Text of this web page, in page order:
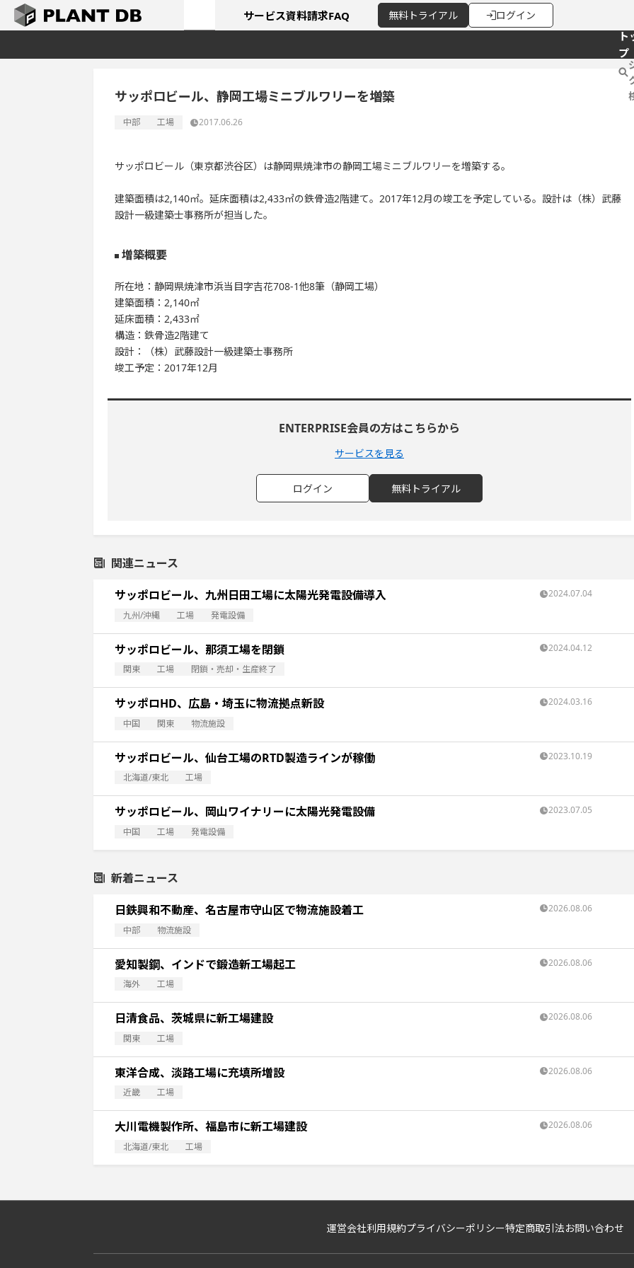
無料 トライアル ログイン
サービス資料請求FAQ
ト
プ
サッポロビール、静岡工場ミニブルワリーを増築
中部 工場 2017.06.26
サッポロビール（東京都渋谷区）は静岡県焼津市の静岡工場ミニブルワリーを増築する。
建築面積は2,140㎡。延床面積は2,433㎡の鉄骨造2階建て。2017年12月の竣工を予定している。設計は（株）武藤
設計一級建築士事務所が担当した。
増築概要
所在地：静岡県焼津市浜当目字吉花708-1他8筆（静岡工場）
建築面積：2,140㎡
延床面積：2,433㎡
構造：鉄骨造2階建て
設計：（株）武藤設計一級建築士事務所
竣工予定：2017年12月
ENTERPRISE会員の方はこちらから
サービスを見る
ログイン 無料トライアル
関連ニュース
サッポロビール、九州日田工場に太陽光発電設備導入
九州/沖縄 工場 発電設備
2024.07.04
サッポロビール、那須工場を閉鎖
関東 工場 閉鎖・売却・生産終了
2024.04.12
サッポロHD、広島・埼玉に物流拠点新設
中国 関東 物流施設
2024.03.16
サッポロビール、仙台工場のRTD製造ラインが稼働
北海道/東北 工場
2023.10.19
サッポロビール、岡山ワイナリーに太陽光発電設備
中国 工場 発電設備
2023.07.05
新着ニュース
日鉄興和不動産、名古屋市守山区で物流施設着工
中部 物流施設
2026.08.06
愛知製鋼、インドで鍛造新工場起工
海外 工場
2026.08.06
日清食品、茨城県に新工場建設
関東 工場
2026.08.06
東洋合成、淡路工場に充填所増設
近畿 工場
2026.08.06
大川電機製作所、福島市に新工場建設
北海道/東北 工場
2026.08.06
運営会社利用規約プライバシーポリシー特定商取引法お問い合わせ